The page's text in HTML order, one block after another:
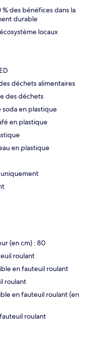
% des bénéfices dans la
durable
locaux
déchets alimentaires
des déchets
en plastique
en plastique
en plastique
uniquement
(en cm) : 80
roulant
en fauteuil roulant
roulant
en fauteuil roulant (en
roulant